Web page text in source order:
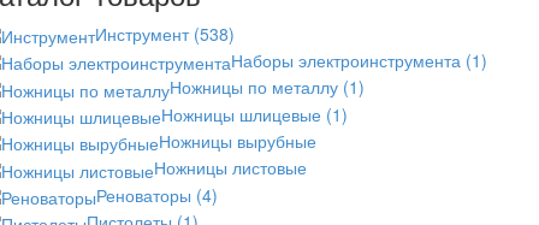
Инструмент (538)
Наборы электроинструмента (1)
Ножницы по металлу (1)
Ножницы шлицевые (1)
Ножницы вырубные
Ножницы листовые
Реноваторы (4)